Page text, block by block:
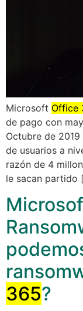
Microsoft Office
de pago con
Octubre de
de usuarios a
razón de 4
le sacan partido
365?